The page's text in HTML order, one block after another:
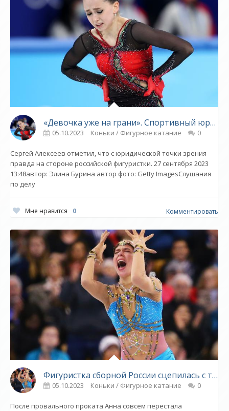
«Девочка уже на грани». Спортивный юрист рассказал, чего стоит ждать от слушаний по делу Валиевой - «Фигурное катание»
05.10.2023 Коньки / Фигурное катание 0
Сергей Алексеев отметил, что с юридической точки зрения
правда на стороне российской фигуристки. 27 сентября 2023
13:48автор: Элина Бурина автор фото: Getty ImagesСлушания
по делу
Мне нравится 0 Комментировать
Фигуристка сборной России сцепилась с тренером на камеру. Девушку довели до слёз - «Фигурное катание»
05.10.2023 Коньки / Фигурное катание 0
После провального проката Анна совсем перестала